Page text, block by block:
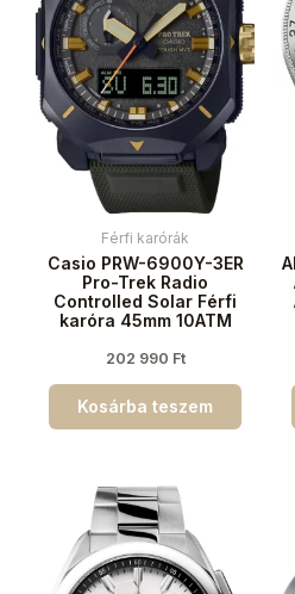
Férfi karórák
Casio PRW-6900Y-3ER
Pro-Trek Radio
Controlled Solar Férfi
karóra 45mm 10ATM
202 990 Ft
Kosárba teszem